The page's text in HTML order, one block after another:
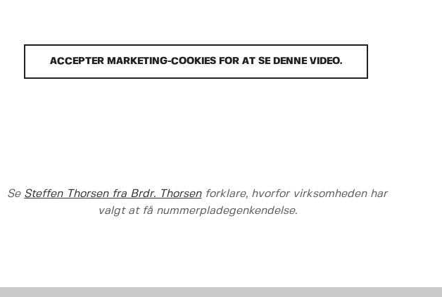
Se Steffen Thorsen fra Brdr. Thorsenforklare, hvorfor virksomheden har
valgt at få nummerpladegenkendelse.
ACCEPTER MARKETING-COOKIES FOR AT SE DENNE VIDEO.